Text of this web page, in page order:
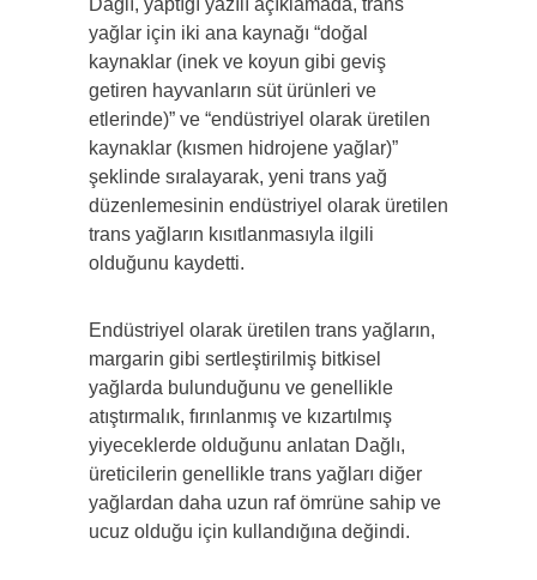
Dağlı, yaptığı yazılı açıklamada, trans
yağlar için iki ana kaynağı “doğal
kaynaklar (inek ve koyun gibi geviş
getiren hayvanların süt ürünleri ve
etlerinde)” ve “endüstriyel olarak üretilen
kaynaklar (kısmen hidrojene yağlar)”
şeklinde sıralayarak, yeni trans yağ
düzenlemesinin endüstriyel olarak üretilen
trans yağların kısıtlanmasıyla ilgili
olduğunu kaydetti.
Endüstriyel olarak üretilen trans yağların,
margarin gibi sertleştirilmiş bitkisel
yağlarda bulunduğunu ve genellikle
atıştırmalık, fırınlanmış ve kızartılmış
yiyeceklerde olduğunu anlatan Dağlı,
üreticilerin genellikle trans yağları diğer
yağlardan daha uzun raf ömrüne sahip ve
ucuz olduğu için kullandığına değindi.